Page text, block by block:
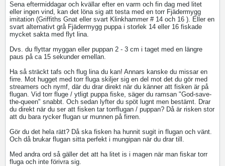
Sena eftermiddagar och kvällar efter en varm och fin dag med litet
eller ingen vind, kan det löna sig att testa med en torr Fjädermygg
imitation (Griffiths Gnat eller svart Klinkhammer # 14 och 16 ). Eller en
svart alternativt grå Fjädermygg puppa i storlek 14 eller 16 fiskade
mycket sakta med flyt lina.
Dvs. du flyttar myggan eller puppan 2 - 3 cm i taget med en längre
paus på ca 15 sekunder emellan.
Ha så sträckt tafs och flug lina du kan! Annars kanske du missar en
firre. Mot hugget med torr fluga skiljer sig en del mot det du gör med
streamers och nymf, där du drar direkt när du känner att fisken är på
flugan. Vid torr fluge / ytligt puppa fiske, säger du ramsan "God-save-
the-queen" snabbt. Och sedan lyfter du spöt lugnt men bestämt. Drar
du direkt när du ser att fisken tar torrflugan / puppan? Då är risken stor
att du bara rycker flugan ur munnen på firren.
Gör du det hela rätt? Då ska fisken ha hunnit sugit in flugan och vänt.
Och då brukar flugan sitta perfekt i mungipan när du drar till.
Med andra ord så gäller det att ha litet is i magen när man fiskar torr
fluga och inte förivra sig.